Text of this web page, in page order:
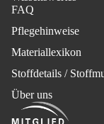
FAQ
Pflegehinweise
Materiallexikon
Stoffdetails /
Über uns